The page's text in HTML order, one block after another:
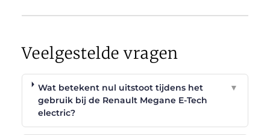
Veelgestelde vragen
Wat betekent nul uitstoot tijdens het
gebruik bij de Renault Megane E-Tech
electric?
▼